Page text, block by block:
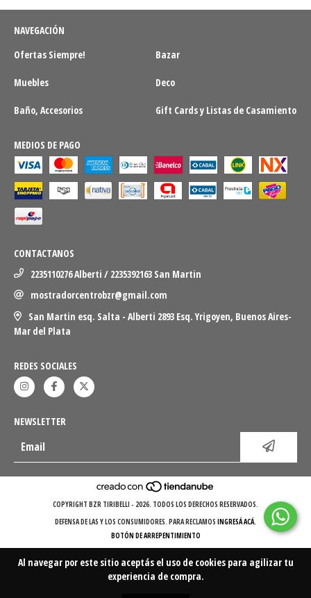
Al navegar por este sitio aceptás el uso de cookiespara agilizar tu
experiencia de compra.
NAVEGACIÓN
Ofertas Siempre!
Bazar
Muebles Deco
Baño, Accesorios Gift Cards y Listas de Casamiento
MEDIOS DE PAGO
CONTACTANOS
2235110276 Alberti / 2235392163 San Martin
mostradorcentrobzr@gmail.com
San Martin esq. Salta - Alberti 2893 Esq. Yrigoyen, Buenos Aires-
Mar del Plata
REDES SOCIALES
NEWSLETTER
COPYRIGHT BZR TIRIBELLI - 2026. TODOS LOS DERECHOS RESERVADOS.
DEFENSA DE LAS Y LOS CONSUMIDORES. PARA RECLAMOS INGRESÁ ACÁ.
BOTÓN DE ARREPENTIMIENTO